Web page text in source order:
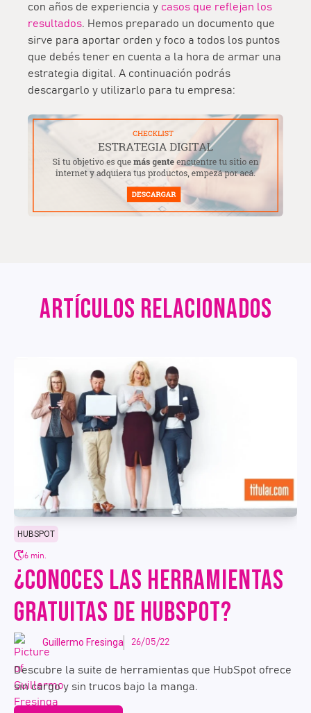
con años de experiencia y casos que reflejan los
resultados. Hemos preparado un documento que
sirve para aportar orden y foco a todos los puntos
que debés tener en cuenta a la hora de armar una
estrategia digital. A continuación podrás
descargarlo y utilizarlo para tu empresa:
ARTÍCULOS RELACIONADOS
HUBSPOT
6 min.
¿CONOCES LAS HERRAMIENTAS
GRATUITAS DE HUBSPOT?
Guillermo Fresinga 26/05/22
Descubre la suite de herramientas que HubSpot ofrece
sin cargo y sin trucos bajo la manga.